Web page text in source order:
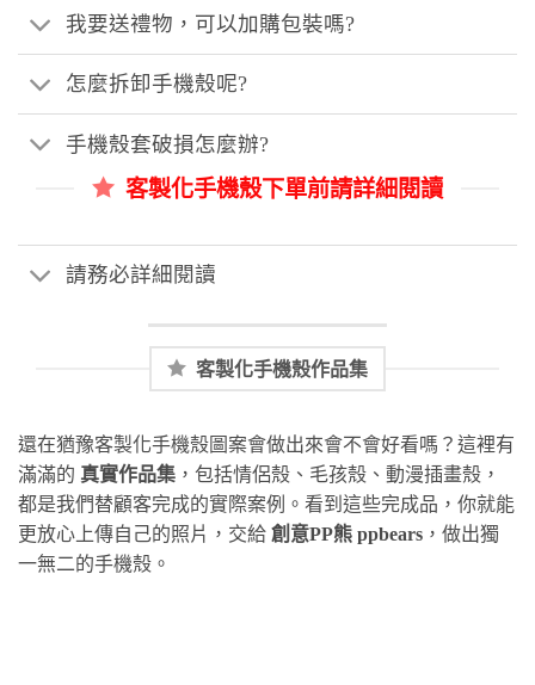
我要送禮物，可以加購包裝嗎?
怎麼拆卸手機殼呢?
手機殼套破損怎麼辦?
客製化手機殼下單前請詳細閱讀
請務必詳細閱讀
客製化手機殼作品集
還在猶豫客製化手機殼圖案會做出來會不會好看嗎？這裡有
滿滿的 真實作品集 ，包括情侶殼、毛孩殼、動漫插畫殼，
都是我們替顧客完成的實際案例。看到這些完成品，你就能
更放心上傳自己的照片，交給 創意PP熊 ppbears ，做出獨
一無二的手機殼。